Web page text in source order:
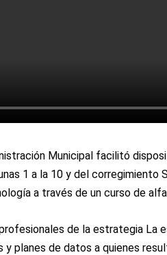
Municipal facilitó
1 a la 10 y del corregimiento
a través de un curso de
de la estrategia La
planes de datos a quienes